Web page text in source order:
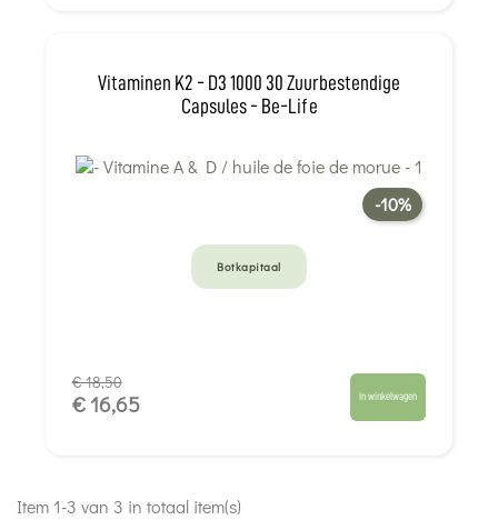
Vitaminen K2 - D3 1000 30 Zuurbestendige
Capsules - Be-Life
-10%
Botkapitaal
€ 18,50
€ 16,65 In winkelwagen
Item 1-3 van 3 in totaal item(s)